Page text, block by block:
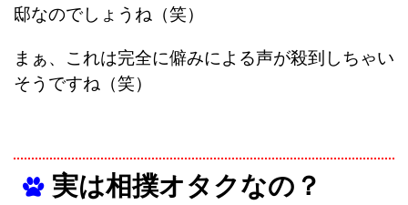
邸なのでしょうね（笑）
まぁ、これは完全に僻みによる声が殺到しちゃい
そうですね（笑）
実は相撲オタクなの？